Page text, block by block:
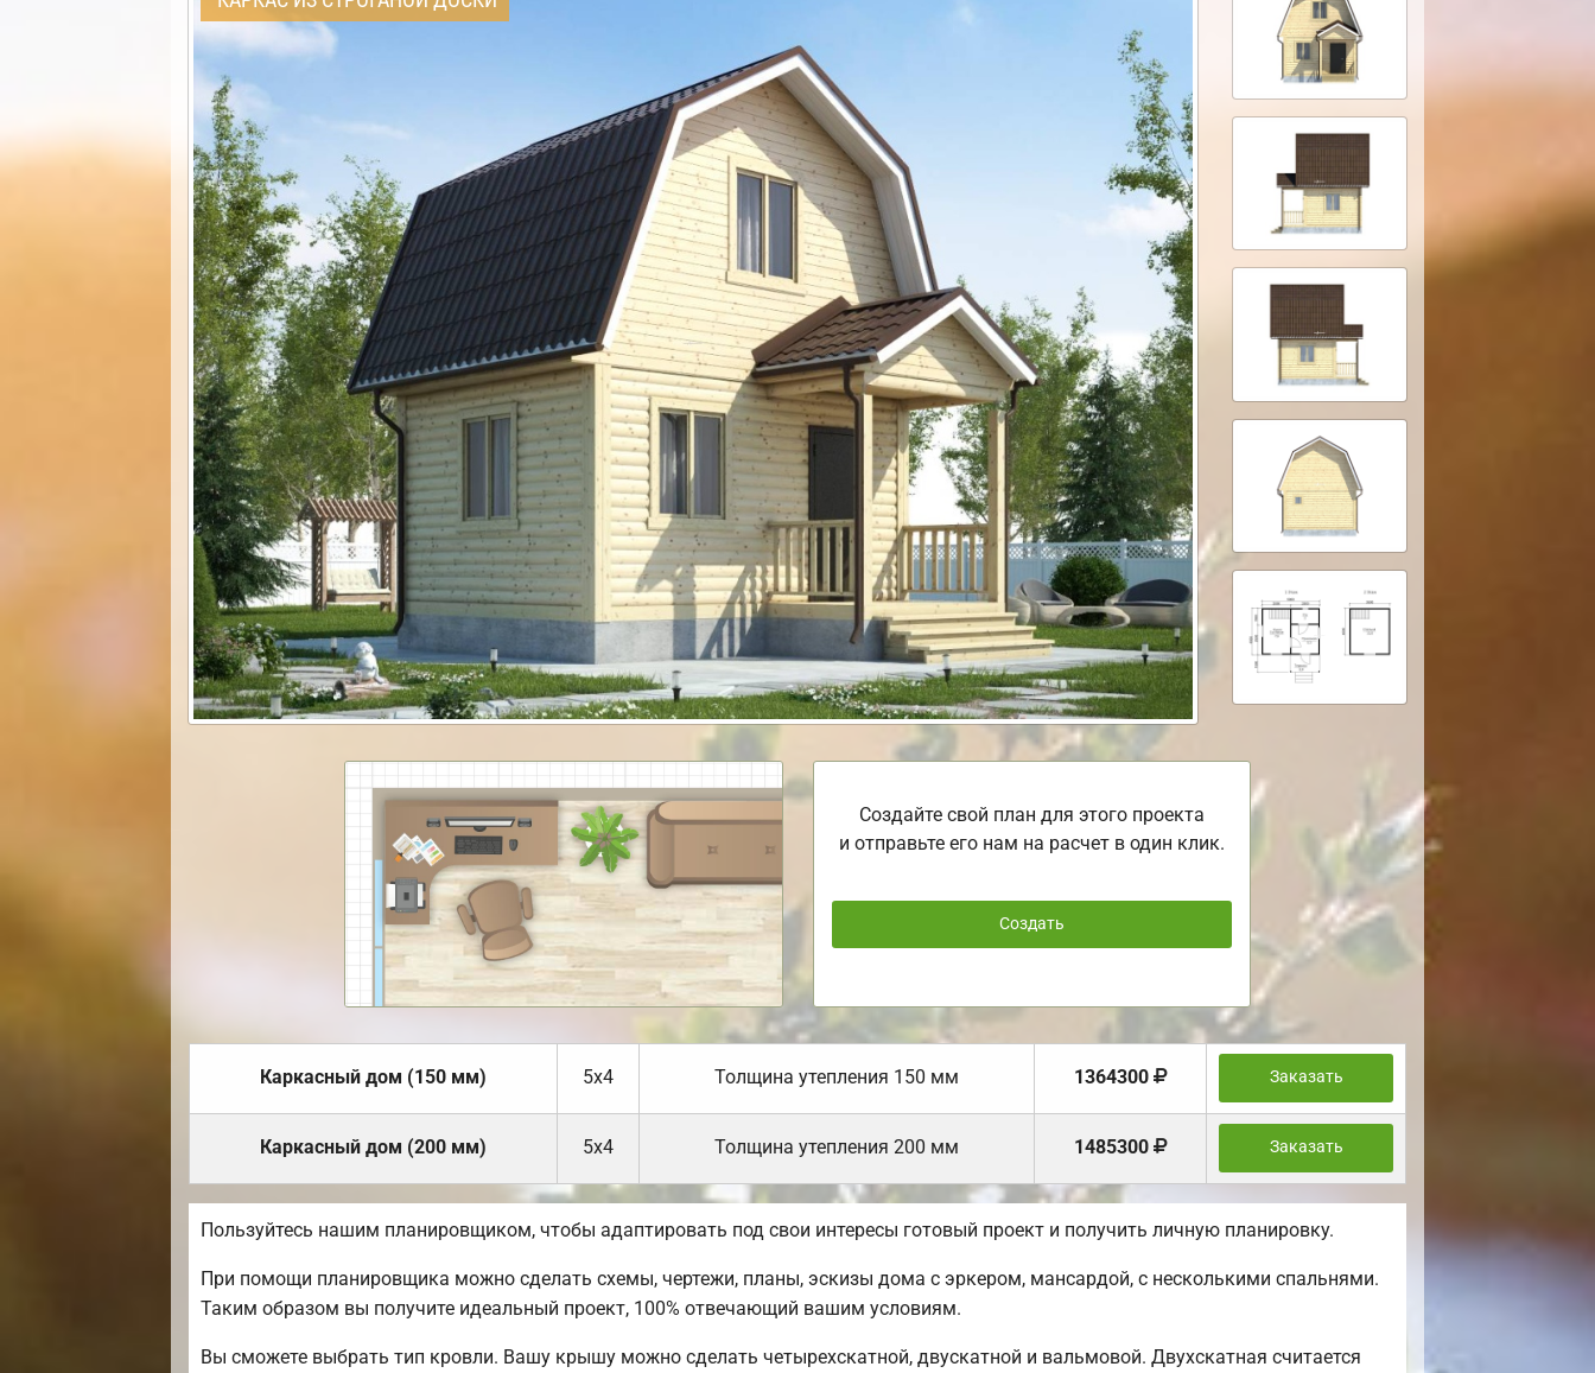
Создайте свой план для этого проекта
и отправьте его нам на расчет в один клик.
Создать
Каркасный дом (150 мм) 5х4 Толщина утепления 150 мм 1364300 Заказать
Каркасный дом (200 мм) 5х4 Толщина утепления 200 мм 1485300 Заказать
Пользуйтесь нашим планировщиком, чтобы адаптировать под свои интересы готовый проект и получить личную планировку.
При помощи планировщика можно сделать схемы, чертежи, планы, эскизы дома с эркером, мансардой, с несколькими спальнями.
Таким образом вы получите идеальный проект, 100% отвечающий вашим условиям.
Вы сможете выбрать тип кровли. Вашу крышу можно сделать четырехскатной, двускатной и вальмовой. Двухскатная считается